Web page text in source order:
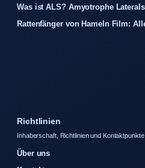
Was ist ALS? Amyotrophe
Rattenfänger von Hameln Film:
Richtlinien
Inhaberschaft, Richtlinien und
Über uns